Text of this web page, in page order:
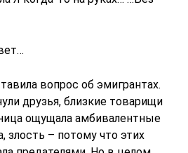
вопрос об эмигрантах.
друзья, близкие товарищи
ощущала амбивалентные
злость – потому что этих